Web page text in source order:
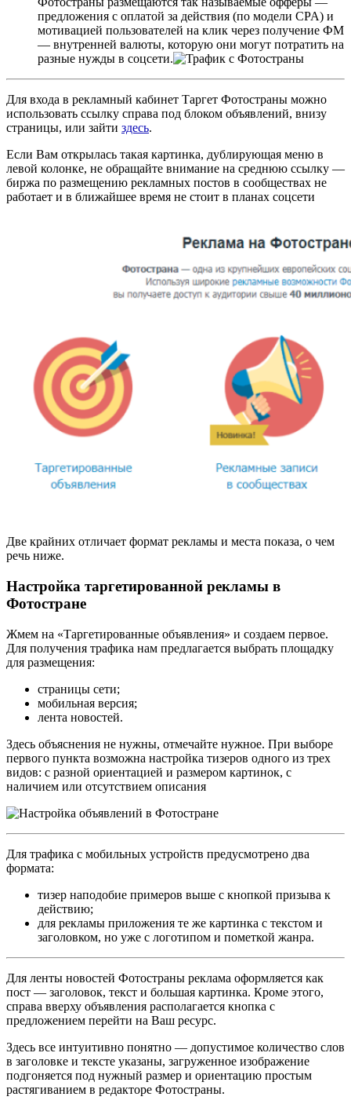
предложения с оплатой за действия (по модели CPA) и
мотивацией пользователей на клик через получение ФМ
— внутренней валюты, которую они могут потратить на
разные нужды в соцсети.
Для входа в рекламный кабинет Таргет Фотостраны можно
использовать ссылку справа под блоком объявлений, внизу
страницы, или зайти здесь.
Если Вам открылась такая картинка, дублирующая меню в
левой колонке, не обращайте внимание на среднюю ссылку —
биржа по размещению рекламных постов в сообществах не
работает и в ближайшее время не стоит в планах соцсети
Две крайних отличает формат рекламы и места показа, о чем
речь ниже.
Настройка таргетированной рекламы в
Фотостране
Жмем на «Таргетированные объявления» и создаем первое.
Для получения трафика нам предлагается выбрать площадку
для размещения:
страницы сети;
мобильная версия;
лента новостей.
Здесь объяснения не нужны, отмечайте нужное. При выборе
первого пункта возможна настройка тизеров одного из трех
видов: с разной ориентацией и размером картинок, с
наличием или отсутствием описания
Для трафика с мобильных устройств предусмотрено два
формата:
тизер наподобие примеров выше с кнопкой призыва к
действию;
для рекламы приложения те же картинка с текстом и
заголовком, но уже с логотипом и пометкой жанра.
Для ленты новостей Фотостраны реклама оформляется как
пост — заголовок, текст и большая картинка. Кроме этого,
справа вверху объявления располагается кнопка с
предложением перейти на Ваш ресурс.
Здесь все интуитивно понятно — допустимое количество слов
в заголовке и тексте указаны, загруженное изображение
подгоняется под нужный размер и ориентацию простым
растягиванием в редакторе Фотостраны.